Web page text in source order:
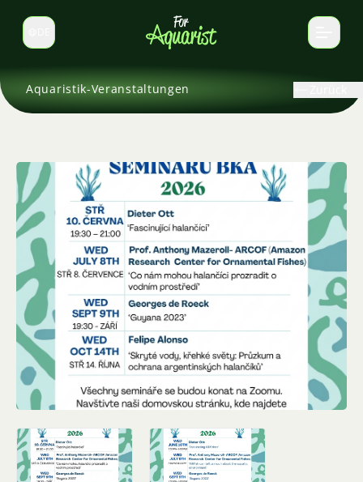
Sprache wechseln
Aquaristik-Veranstaltungen